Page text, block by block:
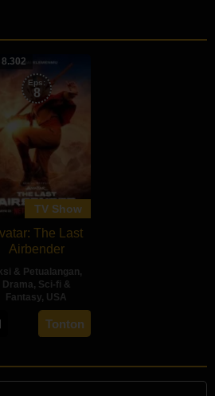
8.302
Eps:
8
TV Show
The Last
Airbender
& Petualangan,
Drama, Sci-fi &
Fantasy, USA
22
Feb
Tonton